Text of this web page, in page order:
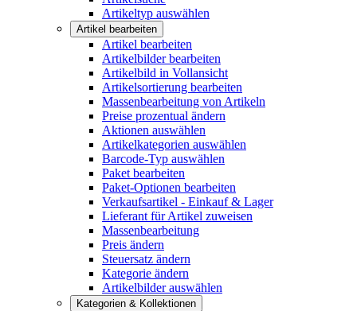
Artikeltyp auswählen
Artikel bearbeiten
Artikel bearbeiten
Artikelbilder bearbeiten
Artikelbild in Vollansicht
Artikelsortierung bearbeiten
Massenbearbeitung von Artikeln
Preise prozentual ändern
Aktionen auswählen
Artikelkategorien auswählen
Barcode-Typ auswählen
Paket bearbeiten
Paket-Optionen bearbeiten
Verkaufsartikel - Einkauf & Lager
Lieferant für Artikel zuweisen
Massenbearbeitung
Preis ändern
Steuersatz ändern
Kategorie ändern
Artikelbilder auswählen
Kategorien & Kollektionen